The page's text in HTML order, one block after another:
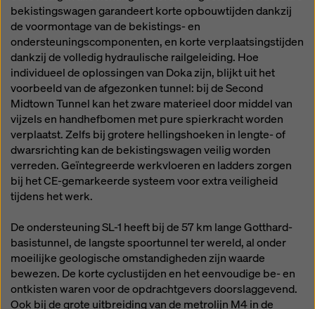
bekistingswagen garandeert korte opbouwtijden dankzij
de voormontage van de bekistings- en
ondersteuningscomponenten, en korte verplaatsingstijden
dankzij de volledig hydraulische railgeleiding. Hoe
individueel de oplossingen van Doka zijn, blijkt uit het
voorbeeld van de afgezonken tunnel: bij de Second
Midtown Tunnel kan het zware materieel door middel van
vijzels en handhefbomen met pure spierkracht worden
verplaatst. Zelfs bij grotere hellingshoeken in lengte- of
dwarsrichting kan de bekistingswagen veilig worden
verreden. Geïntegreerde werkvloeren en ladders zorgen
bij het CE-gemarkeerde systeem voor extra veiligheid
tijdens het werk.
De ondersteuning SL-1 heeft bij de 57 km lange Gotthard-
basistunnel, de langste spoortunnel ter wereld, al onder
moeilijke geologische omstandigheden zijn waarde
bewezen. De korte cyclustijden en het eenvoudige be- en
ontkisten waren voor de opdrachtgevers doorslaggevend.
Ook bij de grote uitbreiding van de metrolijn M4 in de